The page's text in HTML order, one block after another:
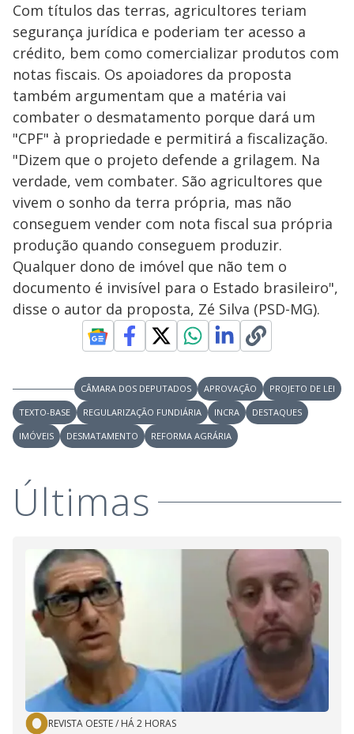
Com títulos das terras, agricultores teriam
segurança jurídica e poderiam ter acesso a
crédito, bem como comercializar produtos com
notas fiscais. Os apoiadores da proposta
também argumentam que a matéria vai
combater o desmatamento porque dará um
"CPF" à propriedade e permitirá a fiscalização.
"Dizem que o projeto defende a grilagem. Na
verdade, vem combater. São agricultores que
vivem o sonho da terra própria, mas não
conseguem vender com nota fiscal sua própria
produção quando conseguem produzir.
Qualquer dono de imóvel que não tem o
documento é invisível para o Estado brasileiro",
disse o autor da proposta, Zé Silva (PSD-MG).
CÂMARA DOS DEPUTADOS APROVAÇÃO
PROJETO DE LEI
TEXTO-BASE
REGULARIZAÇÃO FUNDIÁRIA INCRA
DESTAQUES
IMÓVEIS
DESMATAMENTO REFORMA AGRÁRIA
Últimas
REVISTA OESTE/ HÁ 2 HORAS